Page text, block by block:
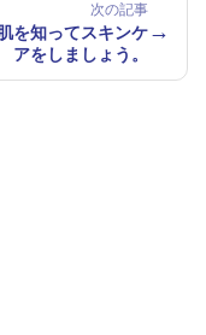
次の記事
を知ってスキンケ
アをしましょう。
→